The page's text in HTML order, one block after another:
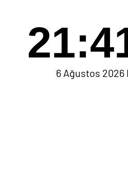
6 Ağustos 2026